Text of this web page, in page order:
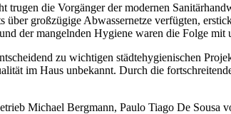
die Vorgänger der modernen
großzügige Abwassernetze verfügten,
der mangelnden Hygiene waren die Folge mit
zu wichtigen städtehygienischen
im Haus unbekannt. Durch die
Michael Bergmann, Paulo Tiago De